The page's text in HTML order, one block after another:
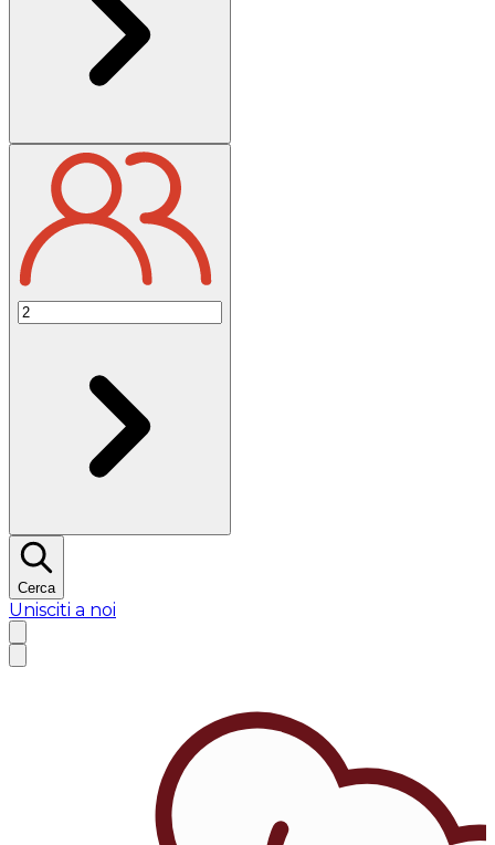
Cerca
Unisciti a noi